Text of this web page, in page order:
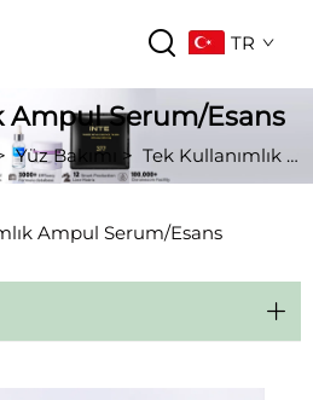
TR
Ampul Serum/Esans
Yüz Bakımı > Tek Kullanımlık Ampul Serum/Esans
Ampul Serum/Esans